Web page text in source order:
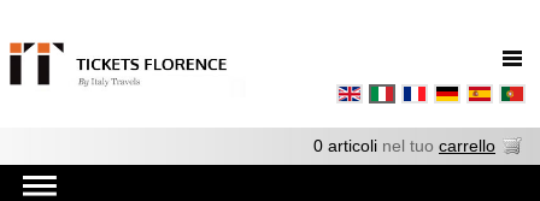
0 articoli nel tuo carrello